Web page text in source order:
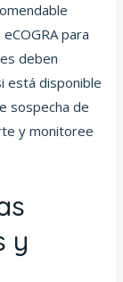
para
deben
está disponible
sospecha de
y monitoree
y